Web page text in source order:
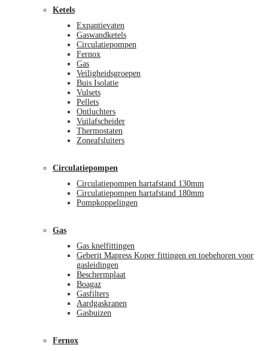
Ketels
Expantievaten
Gaswandketels
Circulatiepompen
Fernox
Gas
Veiligheidsgroepen
Buis Isolatie
Vulsets
Pellets
Ontluchters
Vuilafscheider
Thermostaten
Zoneafsluiters
Circulatiepompen
Circulatiepompen hartafstand 130mm
Circulatiepompen hartafstand 180mm
Pompkoppelingen
Gas
Gas knelfittingen
Geberit Mapress Koper fittingen en toebehoren voor
gasleidingen
Beschermplaat
Boagaz
Gasfilters
Aardgaskranen
Gasbuizen
Fernox